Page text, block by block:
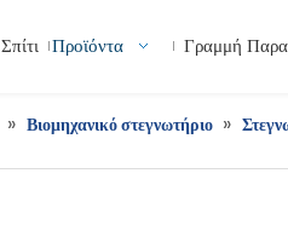
Σπίτι Προϊόντα Γραμμή
» Βιομηχανικό στεγνωτήριο »